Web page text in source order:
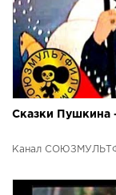
Сказки Пушкина
Канал